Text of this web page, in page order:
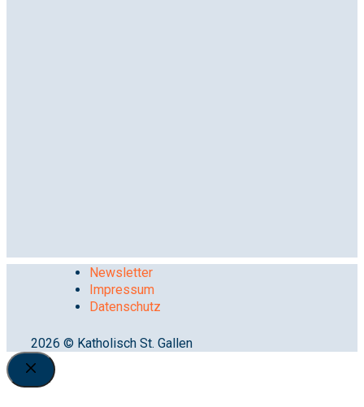
Newsletter
Impressum
Datenschutz
2026 © Katholisch St. Gallen
Close